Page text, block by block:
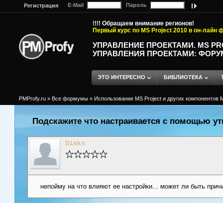
Регистрация E-Mail Пароль
!!!! Обращаем внимание регионов!
Первый курс по MS Project 2010 в он-лайн
УПРАВЛЕНИЕ ПРОЕКТАМИ. MS
УПРАВЛЕНИЯ ПРОЕКТАМИ:
ЭТО ИНТЕРЕСНО БИБЛИОТЕКА
PMProfy.ru » Все формумы » Использование MS Project и других компонентов
Подскажите что настраивается с помощью
Dimks
непойму на что влияют ее настройки... может ли быть